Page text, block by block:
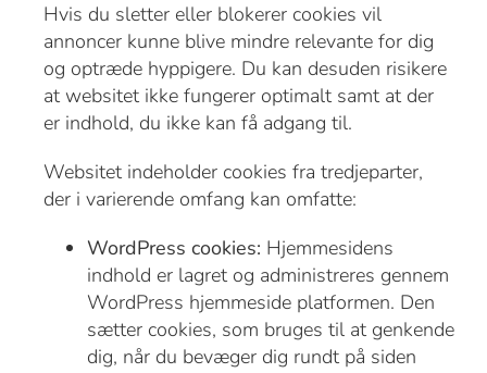
Hvis du sletter eller blokerer cookies vil
annoncer kunne blive mindre relevante for dig
og optræde hyppigere. Du kan desuden risikere
at websitet ikke fungerer optimalt samt at der
er indhold, du ikke kan få adgang til.
Websitet indeholder cookies fra tredjeparter,
der i varierende omfang kan omfatte:
WordPress cookies: Hjemmesidens
indhold er lagret og administreres gennem
WordPress hjemmeside platformen. Den
sætter cookies, som bruges til at genkende
dig, når du bevæger dig rundt på siden